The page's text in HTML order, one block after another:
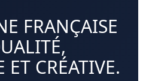
FRANÇAISE
ET CRÉATIVE.